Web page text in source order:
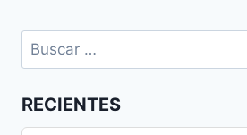
Buscar:
RECIENTES